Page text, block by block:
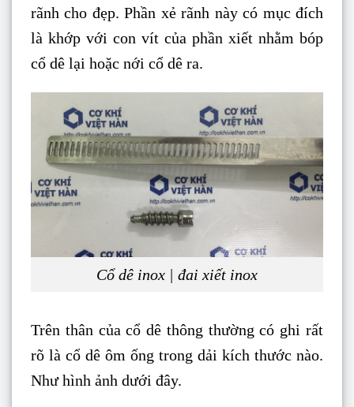
rãnh cho đẹp. Phần xẻ rãnh này có mục đích
là khớp với con vít của phần xiết nhằm bóp
cổ dê lại hoặc nới cổ dê ra.
Cổ dê inox | đai xiết inox
Trên thân của cổ dê thông thường có ghi rất
rõ là cổ dê ôm ống trong dải kích thước nào.
Như hình ảnh dưới đây.